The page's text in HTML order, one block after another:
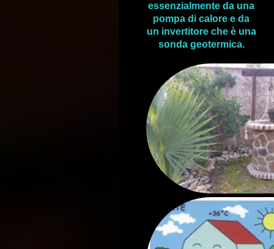
essenzialmente da una
pompa di calore e da
un invertitore che è una
sonda geotermica.